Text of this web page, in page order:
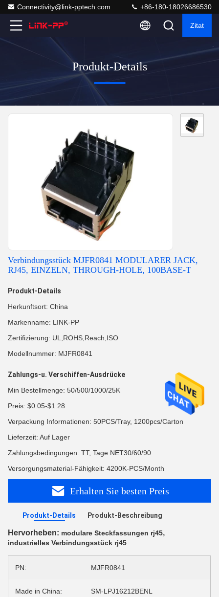
Connectivity@link-pptech.com +86-180-18026686530
Zitat
Produkt-Details
Verbindungsstück MJFR0841 MODULARER JACK,
RJ45, EINZELN, THROUGH-HOLE, 100BASE-T
Produkt-Details
Herkunftsort: China
Markenname: LINK-PP
Zertifizierung: UL,ROHS,Reach,ISO
Modellnummer: MJFR0841
Zahlungs-u. Verschiffen-Ausdrücke
Min Bestellmenge: 50/500/1000/25K
Preis: $0.05-$1.28
Verpackung Informationen: 50PCS/Tray, 1200pcs/Carton
Lieferzeit: Auf Lager
Zahlungsbedingungen: TT, Tage NET30/60/90
Versorgungsmaterial-Fähigkeit: 4200K-PCS/Month
Erhalten Sie besten Preis
Produkt-Details Produkt-Beschreibung
Hervorheben: modulare Steckfassungen rj45,
industrielles Verbindungsstück rj45
PN: MJFR0841
Made in China: SM-LPJ16212BENL